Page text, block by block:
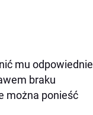
mu odpowiednie
braku
można ponieść